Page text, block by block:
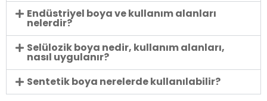
Endüstriyel boya ve kullanım alanları
nelerdir?
Selülozik boya nedir, kullanım alanları,
nasıl uygulanır?
Sentetik boya nerelerde kullanılabilir?